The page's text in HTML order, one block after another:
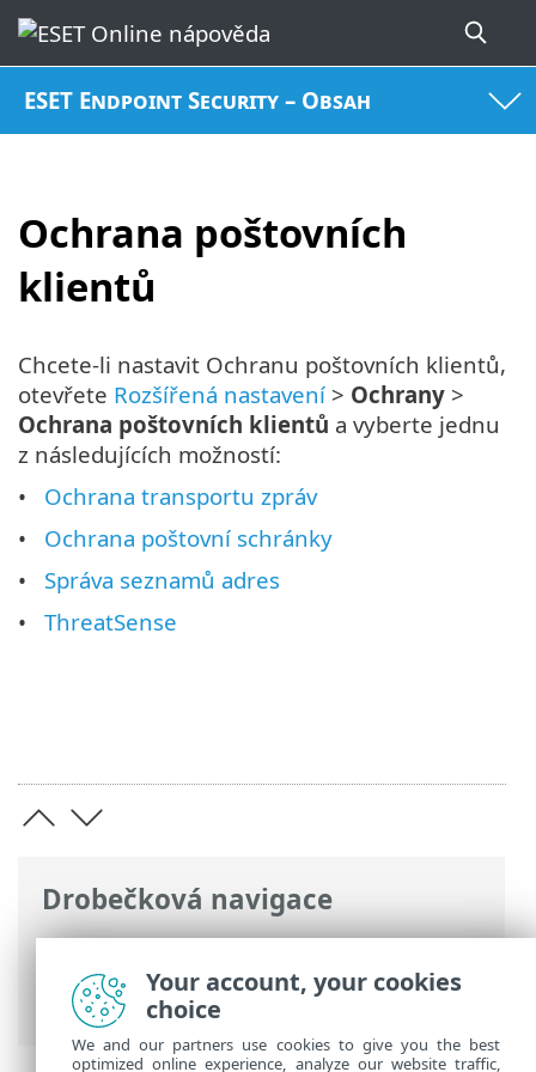
ESET Endpoint Security – Obsah
Ochrana poštovních
klientů
Drobečková navigace
ESET Online nápověda>ESET Endpoint
Security >Rozšířená nastavení>Ochrany
> Ochrana poštovních klientů
Chcete-li nastavit Ochranu poštovních klientů,
otevřete Rozšířená nastavení > Ochrany >
Ochrana poštovních klientů a vyberte jednu
z následujících možností:
Ochrana transportu zpráv
Ochrana poštovní schránky
Správa seznamů adres
ThreatSense
Your account, your cookies
choice
We and our partners use cookies to give you the best
optimized online experience, analyze our website traffic,